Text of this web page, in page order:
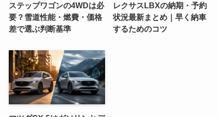
ステップワゴンの4WDは必
要？雪道性能・燃費・価格
差で選ぶ判断基準
レクサスLBXの納期・予約
状況最新まとめ｜早く納車
するためのコツ